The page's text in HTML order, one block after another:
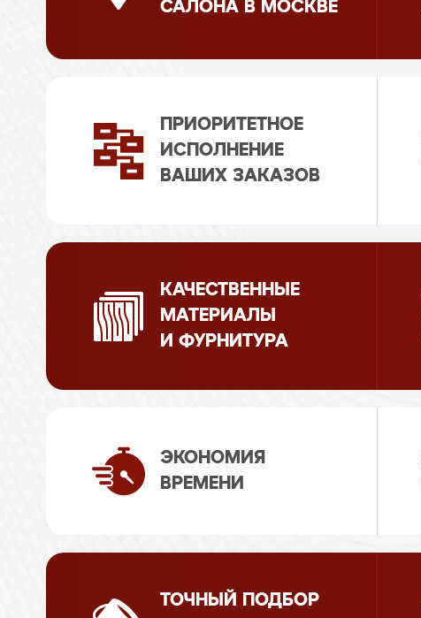
САЛОНА В МОСКВЕ
ПРИОРИТЕТНОЕ
ИСПОЛНЕНИЕ
ВАШИХ ЗАКАЗОВ
КАЧЕСТВЕННЫЕ
МАТЕРИАЛЫ
И ФУРНИТУРА
ЭКОНОМИЯ
ВРЕМЕНИ
ТОЧНЫЙ ПОДБОР